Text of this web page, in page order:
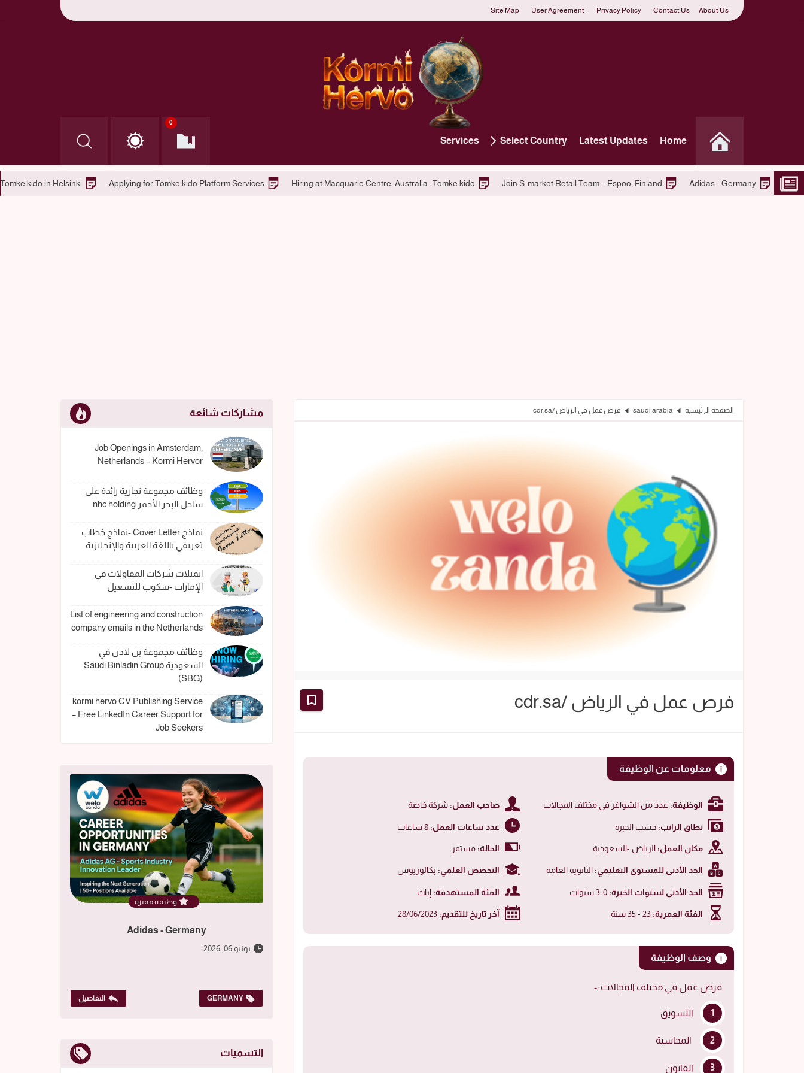
About Us
Contact Us
Privacy Policy
User Agreement
Site Map
Home
Latest Updates
Select Country
Services
0
Join S-market Retail Team – Espoo, Finland
Hiring at Macquarie Centre, Australia -Tomke kido
Applying for Tomke kido Platform Services
Tomke kido in Helsinki
Tomke kido jobs
الصفحة الرئيسية saudi arabia فرص عمل في الرياض /cdr.sa
فرص عمل في الرياض /cdr.sa
معلومات عن الوظيفة
الوظيفة: عدد من الشواغر في مختلف المجالات صاحب العمل: شركة خاصة
نطاق الراتب: حسب الخبرة عدد ساعات العمل:
مكان العمل: الرياض -السعودية الحالة: مستمر
الحد الأدنى للمستوى التعليمي: الثانوية العامة التخصص العلمي: بكالوريوس
الحد الأدنى لسنوات الخبرة: الفئة المستهدفة: إناث
الفئة العمرية: آخر تاريخ للتقديم:
وصف الوظيفة
فرص عمل في مختلف المجالات :-
التسويق
المحاسبة
القانون
مشاركات شائعة
Job Openings in Amsterdam,
Netherlands – Kormi Hervor
وظائف مجموعة تجارية رائدة على
ساحل البحر الأحمر nhc holding
نماذج Cover Letter -نماذج خطاب
تعريفي باللغة العربية والإنجليزية
ايميلات شركات المقاولات في
الإمارات -سكوب للتشغيل
List of engineering and construction
company emails in the Netherlands
وظائف مجموعة بن لادن في
السعودية Saudi Binladin Group
(SBG)
kormi hervo CV Publishing Service
– Free LinkedIn Career Support for
Job Seekers
وظيفة مميزة
Adidas - Germany
يونيو 06, 2026
GERMANY التفاصيل
التسميات